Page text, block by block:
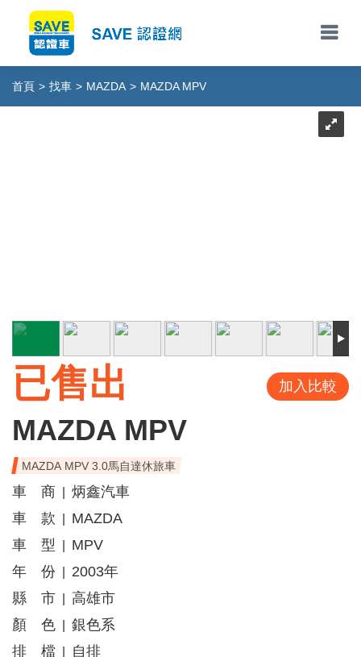
首頁 > 找車 > MAZDA > MAZDA MPV
已售出 加入比較
MAZDA MPV
MAZDA MPV 3.0馬自達休旅車
車 商
炳鑫汽車
車 款
MAZDA
車 型
MPV
年 份
2003年
縣 市
高雄市
顏 色
銀色系
排 檔
自排